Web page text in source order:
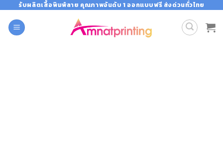
content
รับผลิตเสื้อพิมพ์ลาย คุณภาพอันดับ 1 ออกแบบฟรี ส่งด่วนทั่วไทย